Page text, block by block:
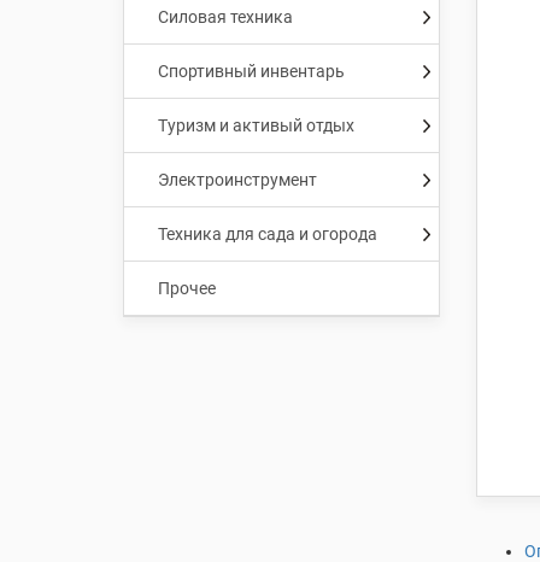
Силовая техника
Спортивный инвентарь
Туризм и активый отдых
Электроинструмент
Техника для сада и огорода
Прочее